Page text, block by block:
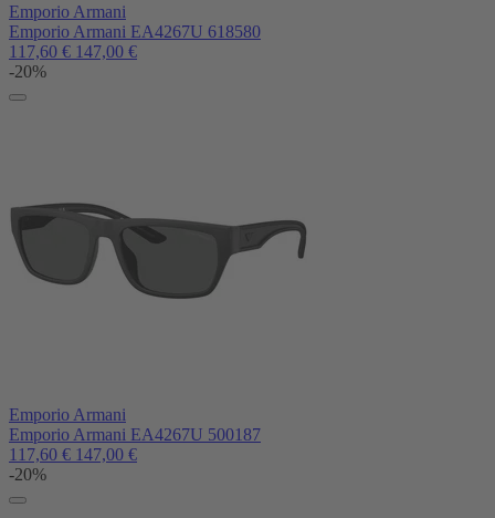
Emporio Armani
Emporio Armani EA4267U 618580
117,60 € 147,00 €
-20%
Emporio Armani
Emporio Armani EA4267U 500187
117,60 € 147,00 €
-20%